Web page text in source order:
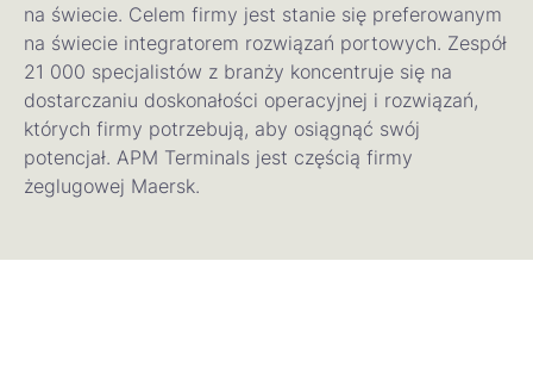
na świecie. Celem firmy jest stanie się preferowanym
na świecie integratorem rozwiązań portowych. Zespół
21 000 specjalistów z branży koncentruje się na
dostarczaniu doskonałości operacyjnej i rozwiązań,
których firmy potrzebują, aby osiągnąć swój
potencjał. APM Terminals jest częścią firmy
żeglugowej Maersk.